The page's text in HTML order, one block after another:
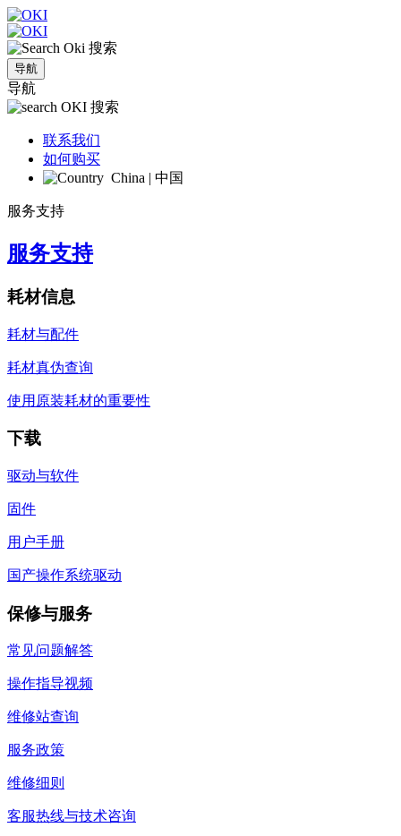
搜索
导航
导航
搜索
联系我们
如何购买
China | 中国
服务支持
服务支持
耗材信息
耗材与配件
耗材真伪查询
使用原装耗材的重要性
下载
驱动与软件
固件
用户手册
国产操作系统驱动
保修与服务
常见问题解答
操作指导视频
维修站查询
服务政策
维修细则
客服热线与技术咨询